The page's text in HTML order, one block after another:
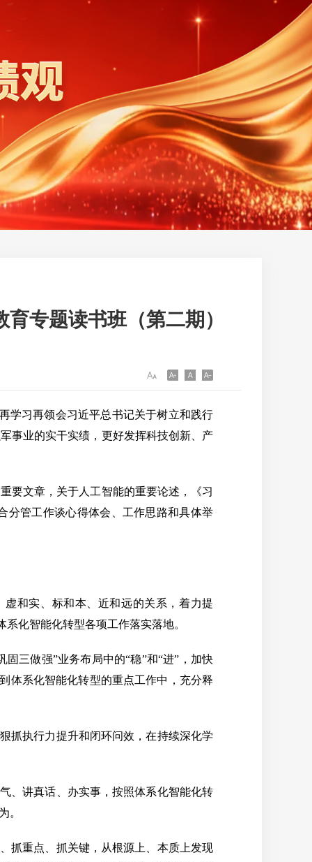
专题读书班（第二期）
习再领会习近平总书记关于树立和践行
事业的实干实绩，更好发挥科技创新、产
文章，关于人工智能的重要论述，《习
分管工作谈心得体会、工作思路和具体举
和实、标和本、近和远的关系，着力提
化智能化转型各项工作落实落地。
三做强”业务布局中的“稳”和“进”，加快
体系化智能化转型的重点工作中，充分释
抓执行力提升和闭环问效，在持续深化学
、讲真话、办实事，按照体系化智能化转
。
抓重点、抓关键，从根源上、本质上发现